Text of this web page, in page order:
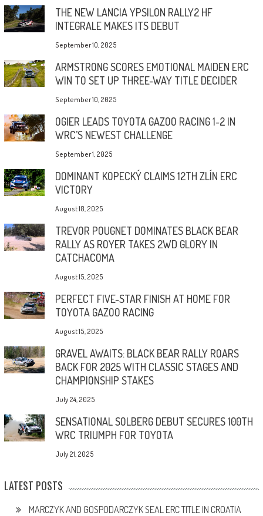
THE NEW LANCIA YPSILON RALLY2 HF
INTEGRALE MAKES ITS DEBUT
September 10, 2025
ARMSTRONG SCORES EMOTIONAL MAIDEN ERC
WIN TO SET UP THREE-WAY TITLE DECIDER
September 10, 2025
OGIER LEADS TOYOTA GAZOO RACING 1-2 IN
WRC’S NEWEST CHALLENGE
September 1, 2025
DOMINANT KOPECKÝ CLAIMS 12TH ZLÍN ERC
VICTORY
August 18, 2025
TREVOR POUGNET DOMINATES BLACK BEAR
RALLY AS ROYER TAKES 2WD GLORY IN
CATCHACOMA
August 15, 2025
PERFECT FIVE-STAR FINISH AT HOME FOR
TOYOTA GAZOO RACING
August 15, 2025
GRAVEL AWAITS: BLACK BEAR RALLY ROARS
BACK FOR 2025 WITH CLASSIC STAGES AND
CHAMPIONSHIP STAKES
July 24, 2025
SENSATIONAL SOLBERG DEBUT SECURES 100TH
WRC TRIUMPH FOR TOYOTA
July 21, 2025
LATEST POSTS
MARCZYK AND GOSPODARCZYK SEAL ERC TITLE IN CROATIA